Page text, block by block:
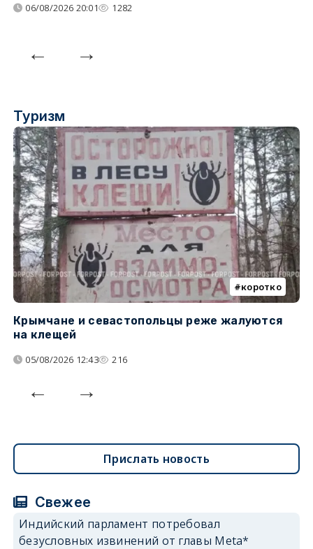
06/08/2026 20:01 1282
Туризм
коротко
Крымчане и севастопольцы реже жалуются
на клещей
05/08/2026 12:43 216
Прислать новость
Свежее
Индийский парламент потребовал
безусловных извинений от главы Meta*